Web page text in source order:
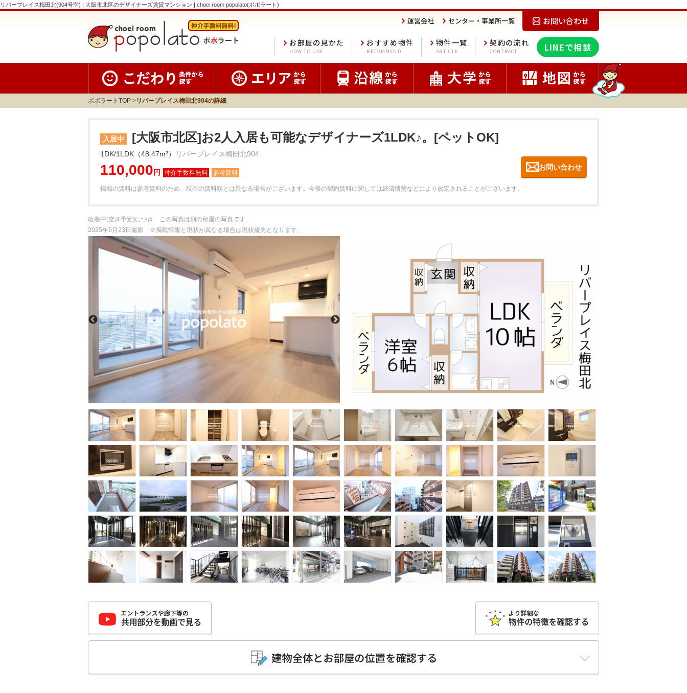
リバープレイス梅田北(904号室) | 大阪市北区のデザイナーズ賃貸マンション | choei room popolato(ポポラート)
お問い合わせ
センター・事業所一覧
運営会社
LINEで相談
契約の流れ
CONTRACT
物件一覧
ARTICLE
おすすめ物件
RECOMMEND
お部屋の見かた
HOW TO USE
ポポラートTOP リバープレイス梅田北904の詳細
入居中 [大阪市北区]お2人入居も可能なデザイナーズ1LDK♪。[ペットOK]
1DK/1LDK（48.47m²） リバープレイス梅田北904
110,000 円 参考賃料
お問い合わせ
掲載の賃料は参考賃料のため、現在の賃料額とは異なる場合がございます。 今後の契約賃料に関しては経済情勢などにより改定されることがございます。
改装中(空き予定)につき、この写真は別の部屋の写真です。
2025年5月23日撮影 ※掲載情報と現状が異なる場合は現状優先となります。